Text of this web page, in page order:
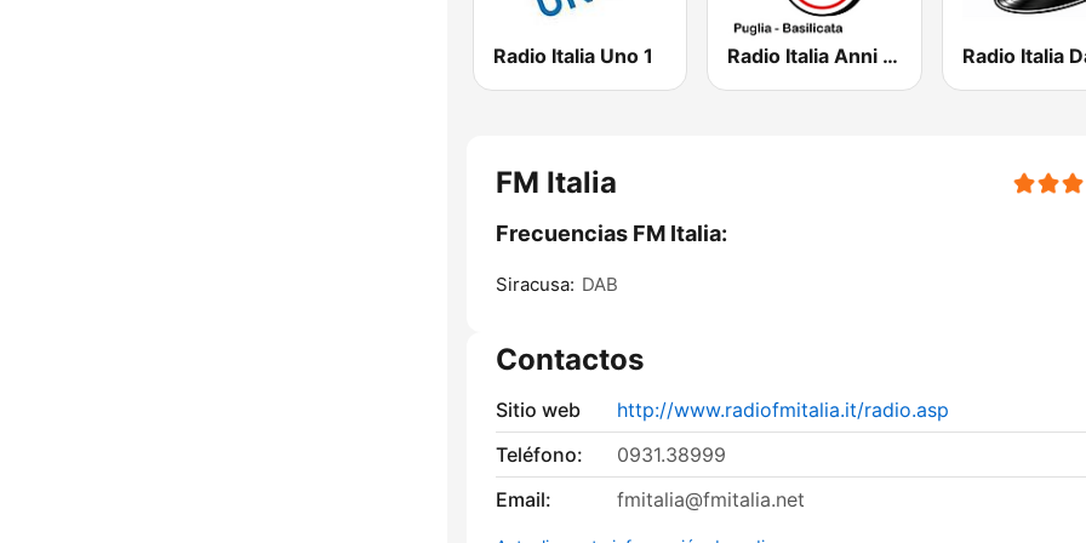
Radio Italia Uno 1 Radio Italia Anni 60 - Puglia Radio Italia
FM Italia
Frecuencias FM Italia:
Siracusa: DAB
Contactos
Sitio web
http://www.radiofmitalia.it/radio.asp
Teléfono:
0931.38999
Email:
fmitalia@fmitalia.net